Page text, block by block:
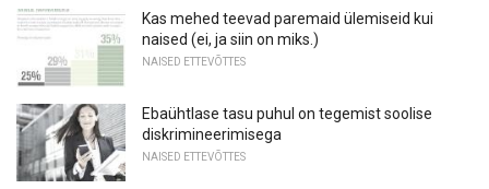
Kas mehed teevad paremaid ülemiseid kui
naised (ei, ja siin on miks.)
NAISED ETTEVÕTTES
Ebaühtlase tasu puhul on tegemist soolise
diskrimineerimisega
NAISED ETTEVÕTTES